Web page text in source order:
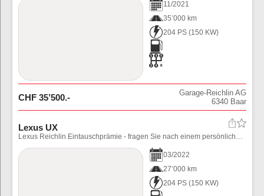
11/2021
35’000 km
204 PS (150 KW)
CHF 35’500.-
Garage-Reichlin AG
6340 Baar
Lexus UX
Lexus Reichlin Eintauschprämie - fragen Sie nach einem persönlichen Angebot.
03/2022
27’000 km
204 PS (150 KW)